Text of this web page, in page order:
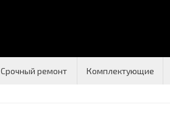
Срочный ремонт Комплектующие